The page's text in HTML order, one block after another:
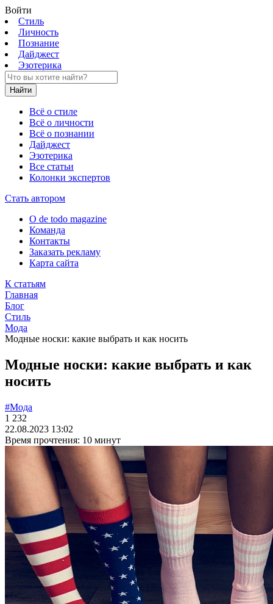
Войти
Стиль
Личность
Познание
Дайджест
Эзотерика
Найти
Всё о стиле
Всё о личности
Всё о познании
Дайджест
Эзотерика
Все статьи
Колонки экспертов
Стать автором
О de todo magazine
Команда
Контакты
Заказать рекламу
Карта сайта
К статьям
Главная
Блог
Стиль
Мода
Модные носки: какие выбрать и как носить
Модные носки: какие выбрать и как
носить
#Мода
1 232
22.08.2023 13:02
Время прочтения: 10 минут